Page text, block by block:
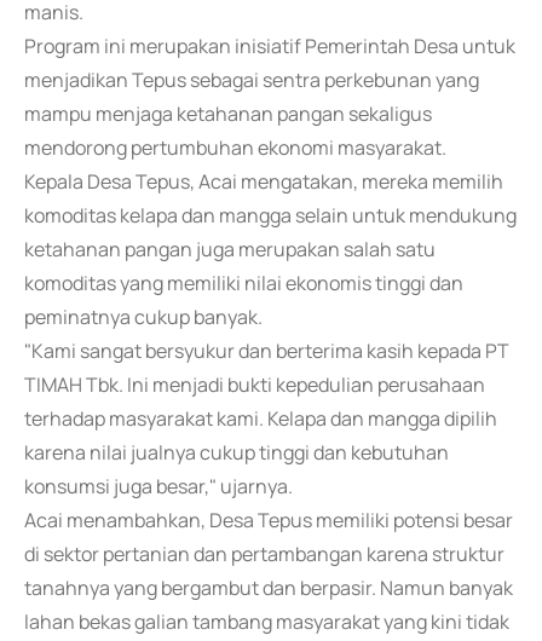
manis.
Program ini merupakan inisiatif Pemerintah Desa untuk
menjadikan Tepus sebagai sentra perkebunan yang
mampu menjaga ketahanan pangan sekaligus
mendorong pertumbuhan ekonomi masyarakat.
Kepala Desa Tepus, Acai mengatakan, mereka memilih
komoditas kelapa dan mangga selain untuk mendukung
ketahanan pangan juga merupakan salah satu
komoditas yang memiliki nilai ekonomis tinggi dan
peminatnya cukup banyak.
"Kami sangat bersyukur dan berterima kasih kepada PT
TIMAH Tbk. Ini menjadi bukti kepedulian perusahaan
terhadap masyarakat kami. Kelapa dan mangga dipilih
karena nilai jualnya cukup tinggi dan kebutuhan
konsumsi juga besar," ujarnya.
Acai menambahkan, Desa Tepus memiliki potensi besar
di sektor pertanian dan pertambangan karena struktur
tanahnya yang bergambut dan berpasir. Namun banyak
lahan bekas galian tambang masyarakat yang kini tidak